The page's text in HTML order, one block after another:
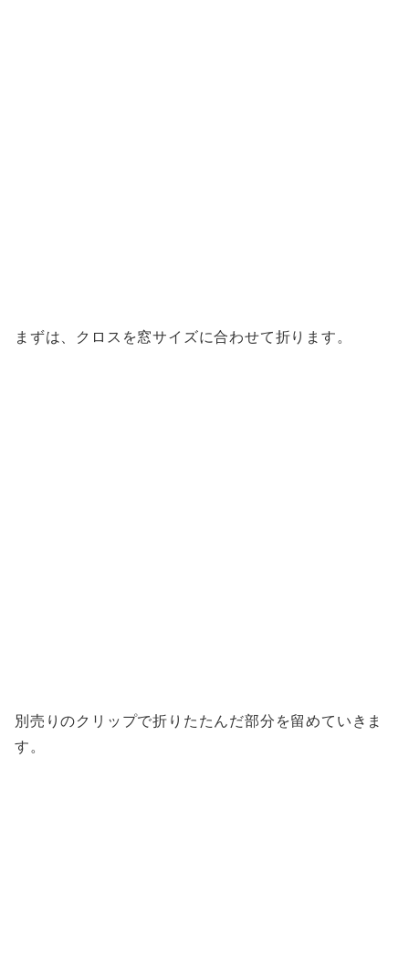
まずは、クロスを窓サイズに合わせて折ります。
別売りのクリップで折りたたんだ部分を留めていきま
す。